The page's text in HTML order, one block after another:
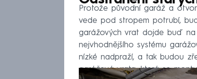
Protože původní garáž a
vede pod stropem potrubí,
garážových vrat dojde buď
nejvhodnějšího systému
nízké nadpraží, a tak budou
garážová vrata, která se